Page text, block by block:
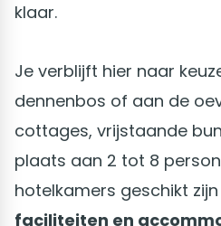
klaar.
Je verblijft hier naar
dennenbos of aan de
cottages, vrijstaande
plaats aan 2 tot 8
hotelkamers geschikt
faciliteiten en